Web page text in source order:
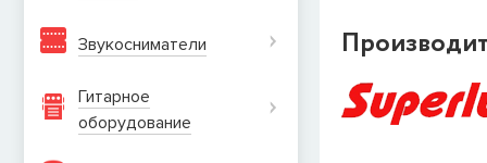
Звукосниматели
Гитарное
оборудование